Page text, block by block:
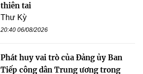
thiên tai
Thư Kỳ
20:40 06/08/2026
Phát huy vai trò của Đảng ủy Ban
Tiếp công dân Trung ương trong